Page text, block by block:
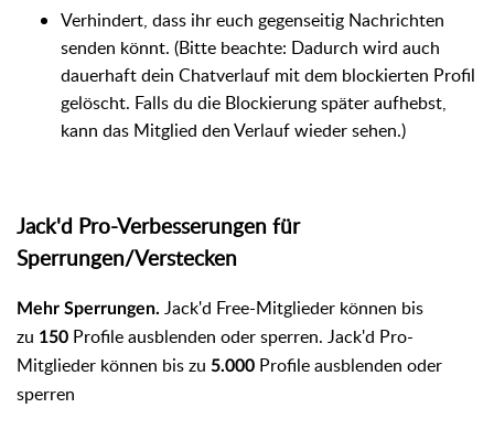
Verhindert, dass ihr euch gegenseitig Nachrichten
senden könnt. (Bitte beachte: Dadurch wird auch
dauerhaft dein Chatverlauf mit dem blockierten Profil
gelöscht. Falls du die Blockierung später aufhebst,
kann das Mitglied den Verlauf wieder sehen.)
Jack'd Pro-Verbesserungen für
Sperrungen/Verstecken
Mehr Sperrungen. Jack'd Free-Mitglieder können bis
zu 150 Profile ausblenden oder sperren. Jack'd Pro-
Mitglieder können bis zu 5.000 Profileausblenden oder
sperren